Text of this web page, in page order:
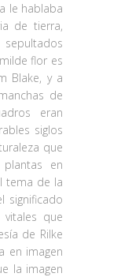
le hablaba
de tierra,
flor es
Blake, y a
de
eran
siglos
que
en
tema de la
significado
que
de Rilke
en imagen
la imagen